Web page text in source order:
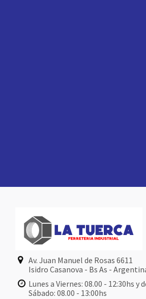
Av. Juan Manuel de Rosas 6611
Isidro Casanova - Bs As -
Lunes a Viernes: 08.00 - 12:30hs y
Sábado: 08.00 - 13:00hs